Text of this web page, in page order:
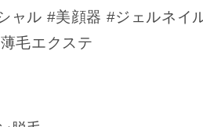
ャル #美顔器 #ジェルネイ
毛エクステ